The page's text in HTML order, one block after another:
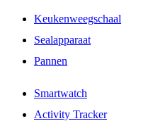
Keukenweegschaal
Sealapparaat
Pannen
Smartwatch
Activity Tracker